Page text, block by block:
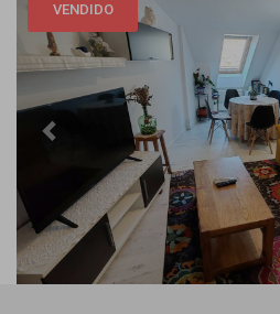
VENDIDO